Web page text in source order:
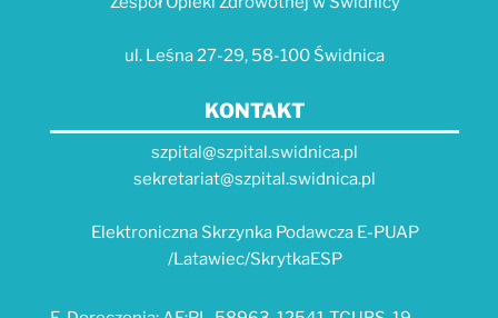
ul. Leśna 27-29, 58-100 Świdnica
KONTAKT
szpital@szpital.swidnica.pl
sekretariat@szpital.swidnica.pl
Elektroniczna Skrzynka Podawcza E-PUAP
/Latawiec/SkrytkaESP